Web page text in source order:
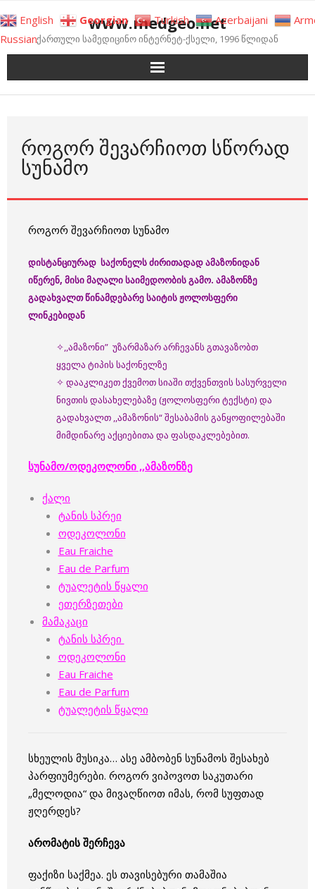
to
content
www.medgeo.net
ქართული სამედიცინო ინტერნეტ-ქსელი, 1996 წლიდან
ᲠᲝᲒᲝᲠ ᲨᲔᲕᲐᲠᲩᲘᲝᲗ ᲡᲬᲝᲠᲐᲓ
ᲡᲣᲜᲐᲛᲝ
როგორ შევარჩიოთ სუნამო
დისტანციურად საქონელს ძირითადად ამაზონიდან
იწერენ, მისი მაღალი საიმედოობის გამო. ამაზონზე
გადახვალთ წინამდებარე საიტის ჟოლოსფერი
ლინკებიდან
✧,,ამაზონი” უზარმაზარ არჩევანს გთავაზობთ
ყველა ტიპის საქონელზე
✧ დააკლიკეთ ქვემოთ სიაში თქვენთვის სასურველი
ნივთის დასახელებაზე (ჟოლოსფერი ტექსტი) და
გადახვალთ ,,ამაზონის“ შესაბამის განყოფილებაში
მიმდინარე აქციებითა და ფასდაკლებებით.
სუნამო/ოდეკოლონი ,,ამაზონზე
ქალი
ტანის სპრეი
ოდეკოლონი
Eau Fraiche
Eau de Parfum
ტუალეტის წყალი
ეთერზეთები
მამაკაცი
ტანის სპრეი
ოდეკოლონი
Eau Fraiche
Eau de Parfum
ტუალეტის წყალი
სხეულის მუსიკა… ასე ამბობენ სუნამოს შესახებ
პარფიუმერები. როგორ ვიპოვოთ საკუთარი
„მელოდია“ და მივაღწიოთ იმას, რომ სუფთად
ჟღერდეს?
არომატის შერჩევა
ფაქიზი საქმეა. ეს თავისებური თამაშია
English Georgian Turkish Azerbaijani
Russian